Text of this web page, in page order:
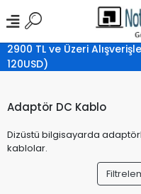
2900 TL ve Üzeri
120USD)
Adaptör DC Kablo
Dizüstü bilgisayarda
kablolar.